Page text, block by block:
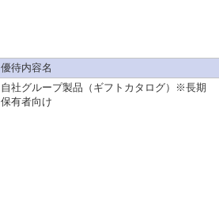
優待内容名
自社グループ製品（ギフトカタログ）※長期
保有者向け